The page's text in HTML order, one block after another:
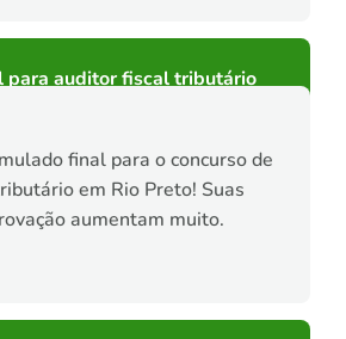
para auditor fiscal tributário
final para o concurso de
em Rio Preto! Suas
aumentam muito.